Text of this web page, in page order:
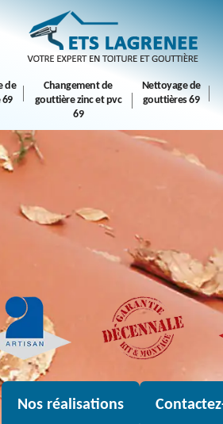
de
Changement de
gouttière zinc et pvc
69
Nettoyage de
gouttières 69
Nos réalisations